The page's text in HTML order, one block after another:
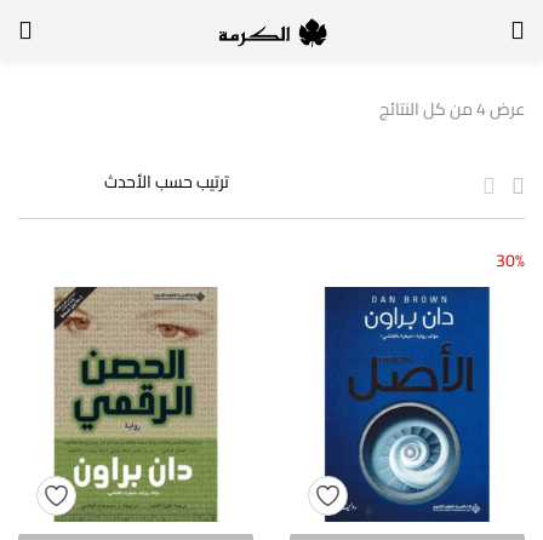
لتسجيل الدخول, أدخل اسم المستخدم وكلمة السر
تذكر بياناتي
عرض ⁦4⁩ من كل النتائج
30%